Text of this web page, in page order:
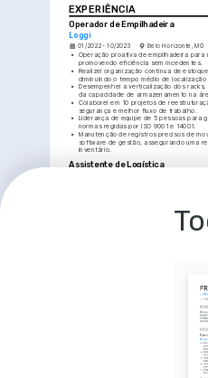
EXPERIÊNCIA
Operador de Empilhadeira
Loggi
01/2022 - 10/2023 Belo Horizonte, MG
• Operação proativa de empilhadeira para
promovendo eficiência sem incedentes.
•
Realizei organização contínua de
diminuindo o tempo médio de localização
•
Desempenhei a verticalização dos
da capacidade de armazenamento na
•
Colaborei em 10 projetos de
segurança e melhor fluxo de trabalho.
•
Liderança de equipe de 5 pessoas para
normas regidas por ISO 9001 e 14001.
•
Manutenção de registros precisos de
software de gestão, assegurando uma
inventário.
Assistente de Logística
Implementação de novos processos de
promovendo um ambiente de trabalho
Supervisão de carregamento e
Belo Horizonte, MG
Operação segura de empilhadeiras em
Organização eficaz do estoque com
melhorando o tempo de resposta da
Participação ativa em reuniões de
práticas para diminuição de riscos no
Realização de manutenção preventiva
redução de 20% nos custos de